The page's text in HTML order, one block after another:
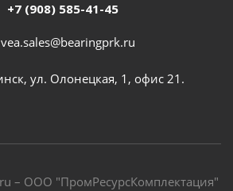
+7 (908) 585-41-45
vea.sales@bearingprk.ru
ул. Олонецкая, 1, офис 21.
– ООО "ПромРесурсКомплектация"